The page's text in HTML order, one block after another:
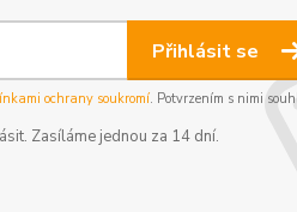
Přihlásit se
ochrany soukromí. Potvrzením s nimi
Zasíláme jednou za 14 dní.